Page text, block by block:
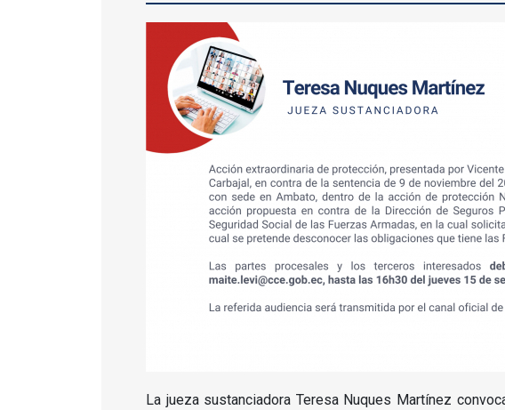
La jueza sustanciadora Teresa Nuques Martínez